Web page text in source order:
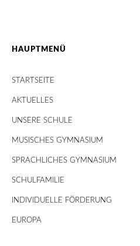
HAUPTMENÜ
STARTSEITE
AKTUELLES
UNSERE SCHULE
MUSISCHES GYMNASIUM
SPRACHLICHES GYMNASIUM
SCHULFAMILIE
INDIVIDUELLE FÖRDERUNG
EUROPA